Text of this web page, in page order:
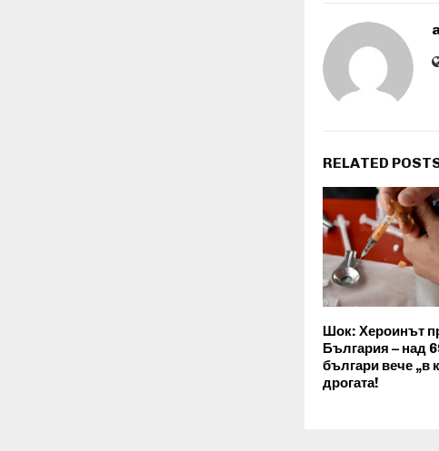
RELATED
Шок: Хероинът
България – над
българи вече „в
дрогата!